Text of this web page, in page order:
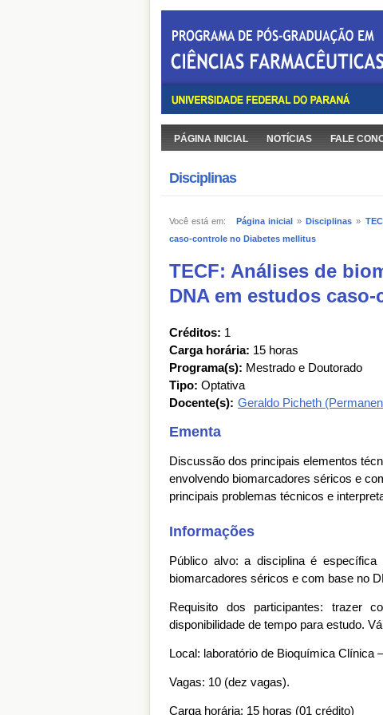
PÁGINA INICIAL NOTÍCIAS FALE
Disciplinas
Você está em: Página inicial » Disciplinas »
caso-controle no Diabetes mellitus
TECF: Análises de
DNA em estudos
Créditos: 1
Carga horária: 15 horas
Programa(s): Mestrado e Doutorado
Tipo: Optativa
Docente(s): Geraldo Picheth
Ementa
Discussão dos principais elementos
envolvendo biomarcadores séricos e
principais problemas técnicos e
Informações
Público alvo: a disciplina é
biomarcadores séricos e com base no
Requisito dos participantes: trazer
disponibilidade de tempo para estudo.
Local: laboratório de Bioquímica Clínica
Vagas: 10 (dez vagas).
Carga horária: 15 horas (01 crédito)